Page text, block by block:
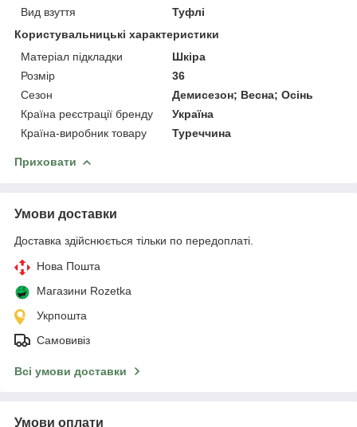
Вид взуття
Туфлі
Користувальницькі характеристики
Матеріал підкладки
Шкіра
Розмір
36
Сезон
Демисезон; Весна; Осінь
Країна реєстрації бренду
Україна
Країна-виробник товару
Туреччина
Приховати
Умови доставки
Доставка здійснюється тільки по передоплаті.
Нова Пошта
Магазини Rozetka
Укрпошта
Самовивіз
Всі умови доставки
Умови оплати